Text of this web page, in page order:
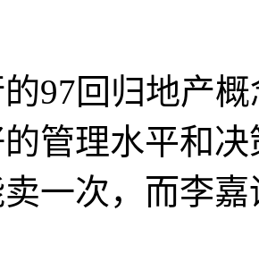
97回归地产
管理水平和
一次，而李